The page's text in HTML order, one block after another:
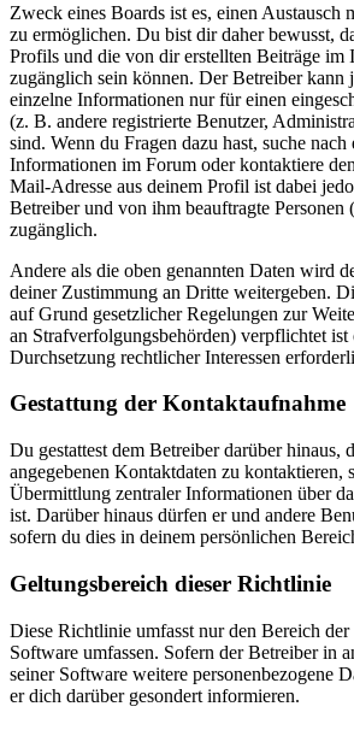
Zweck eines Boards ist es, einen Austausch
zu ermöglichen. Du bist dir daher bewusst,
Profils und die von dir erstellten Beiträge im
zugänglich sein können. Der Betreiber kann
einzelne Informationen nur für einen
(z. B. andere registrierte Benutzer,
sind. Wenn du Fragen dazu hast, suche nach
Informationen im Forum oder kontaktiere
Mail-Adresse aus deinem Profil ist dabei
Betreiber und von ihm beauftragte Personen
zugänglich.
Andere als die oben genannten Daten wird
deiner Zustimmung an Dritte weitergeben.
auf Grund gesetzlicher Regelungen zur
an Strafverfolgungsbehörden) verpflichtet ist
Durchsetzung rechtlicher Interessen
Gestattung der Kontaktaufnahme
Du gestattest dem Betreiber darüber hinaus,
angegebenen Kontaktdaten zu kontaktieren,
Übermittlung zentraler Informationen über
ist. Darüber hinaus dürfen er und andere
sofern du dies in deinem persönlichen
Geltungsbereich dieser Richtlinie
Diese Richtlinie umfasst nur den Bereich
Software umfassen. Sofern der Betreiber in
seiner Software weitere personenbezogene
er dich darüber gesondert informieren.